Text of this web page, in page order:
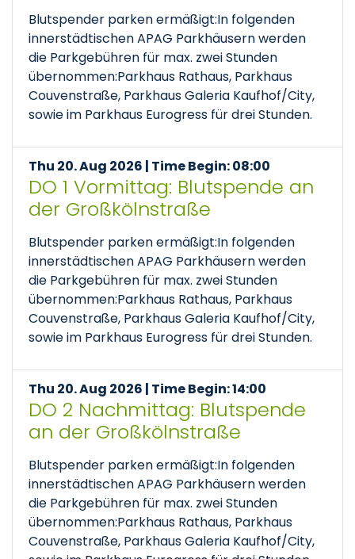
Blutspender parken ermäßigt:In folgenden
innerstädtischen APAG Parkhäusern werden
die Parkgebühren für max. zwei Stunden
übernommen:Parkhaus Rathaus, Parkhaus
Couvenstraße, Parkhaus Galeria Kaufhof/City,
sowie im Parkhaus Eurogress für drei Stunden.
Thu 20. Aug 2026 | Time Begin: 08:00
DO 1 Vormittag: Blutspende an
der Großkölnstraße
Blutspender parken ermäßigt:In folgenden
innerstädtischen APAG Parkhäusern werden
die Parkgebühren für max. zwei Stunden
übernommen:Parkhaus Rathaus, Parkhaus
Couvenstraße, Parkhaus Galeria Kaufhof/City,
sowie im Parkhaus Eurogress für drei Stunden.
Thu 20. Aug 2026 | Time Begin: 14:00
DO 2 Nachmittag: Blutspende
an der Großkölnstraße
Blutspender parken ermäßigt:In folgenden
innerstädtischen APAG Parkhäusern werden
die Parkgebühren für max. zwei Stunden
übernommen:Parkhaus Rathaus, Parkhaus
Couvenstraße, Parkhaus Galeria Kaufhof/City,